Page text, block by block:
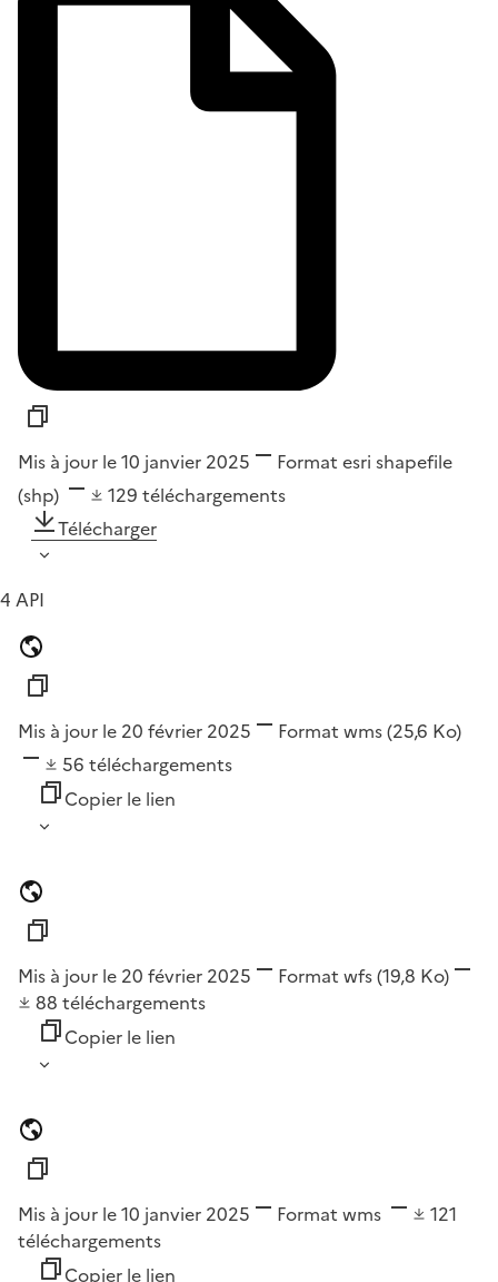
Mis à jour le 10 janvier 2025 Format esri shapefile
(shp)
129 téléchargements
Télécharger
4 API
Mis à jour le 20 février 2025 Format wms(25,6 Ko)
56 téléchargements
Copier le lien
Mis à jour le 20 février 2025 Format wfs(19,8 Ko)
88 téléchargements
Copier le lien
Mis à jour le 10 janvier 2025 Format wms
121
téléchargements
Copier le lien